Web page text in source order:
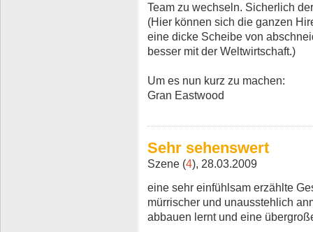
Team zu wechseln. Sicherlich
(Hier können sich die ganzen
eine dicke Scheibe von
besser mit der Weltwirtschaft.)
Um es nun kurz zu machen:
Gran Eastwood
Sehr sehenswert
Szene (4), 28.03.2009
eine sehr einfühlsam erzählte
mürrischer und unausstehlich
abbauen lernt und eine